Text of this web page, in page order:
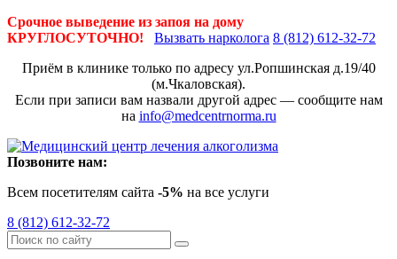
Срочное выведение из запоя на дому
КРУГЛОСУТОЧНО!
Вызвать нарколога 8 (812) 612-32-72
Приём в клинике только по адресу ул.Ропшинская д.19/40
(м.Чкаловская).
Если при записи вам назвали другой адрес — сообщите нам
на info@medcentrnorma.ru
Позвоните нам:
Всем посетителям сайта -5% на все услуги
8 (812) 612-32-72